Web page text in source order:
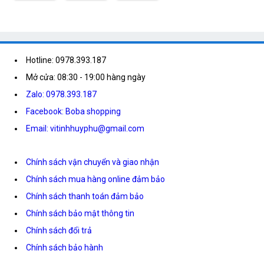
Hotline: 0978.393.187
Mở cửa: 08:30 - 19:00 hàng ngày
Zalo: 0978.393.187
Facebook: Boba shopping
Email: vitinhhuyphu@gmail.com
Chính sách vận chuyển và giao nhận
Chính sách mua hàng online đảm bảo
Chính sách thanh toán đảm bảo
Chính sách bảo mật thông tin
Chính sách đổi trả
Chính sách bảo hành